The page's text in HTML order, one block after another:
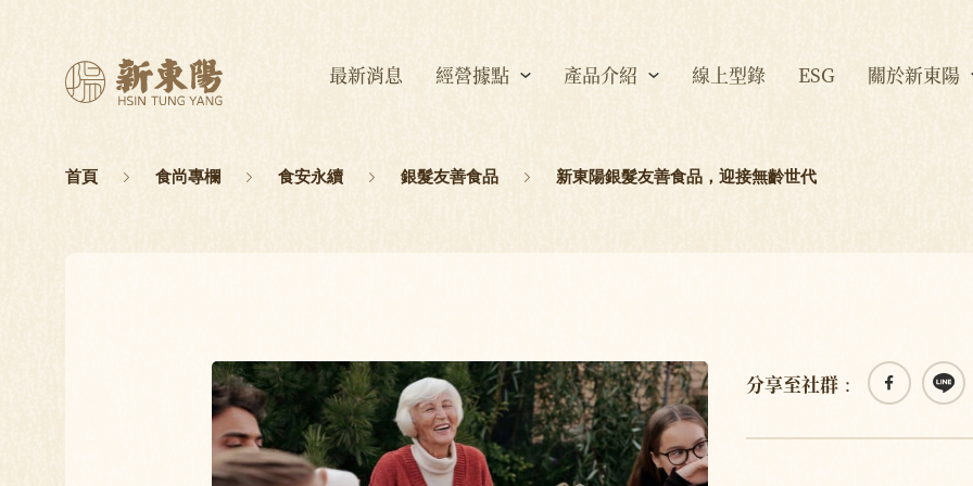
最新消息 經營據點 產品介紹 線上型錄 ESG 關於新東陽
首頁 食尚專欄 食安永續 銀髮友善食品 新東陽銀髮友善食品，迎接無齡世代
分享至社群：